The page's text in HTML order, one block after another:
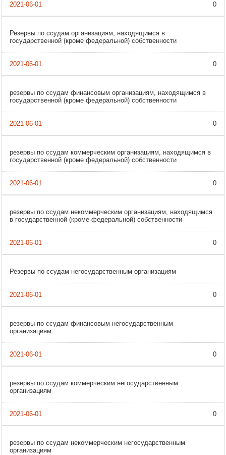
0
Резервы по ссудам организациям, находящимся в
государственной (кроме федеральной) собственности
0
резервы по ссудам финансовым организациям, находящимся в
государственной (кроме федеральной) собственности
0
резервы по ссудам коммерческим организациям, находящимся в
государственной (кроме федеральной) собственности
0
резервы по ссудам некоммерческим организациям, находящимся
в государственной (кроме федеральной) собственности
0
Резервы по ссудам негосударственным организациям
0
резервы по ссудам финансовым негосударственным
организациям
0
резервы по ссудам коммерческим негосударственным
организациям
0
резервы по ссудам некоммерческим негосударственным
организациям